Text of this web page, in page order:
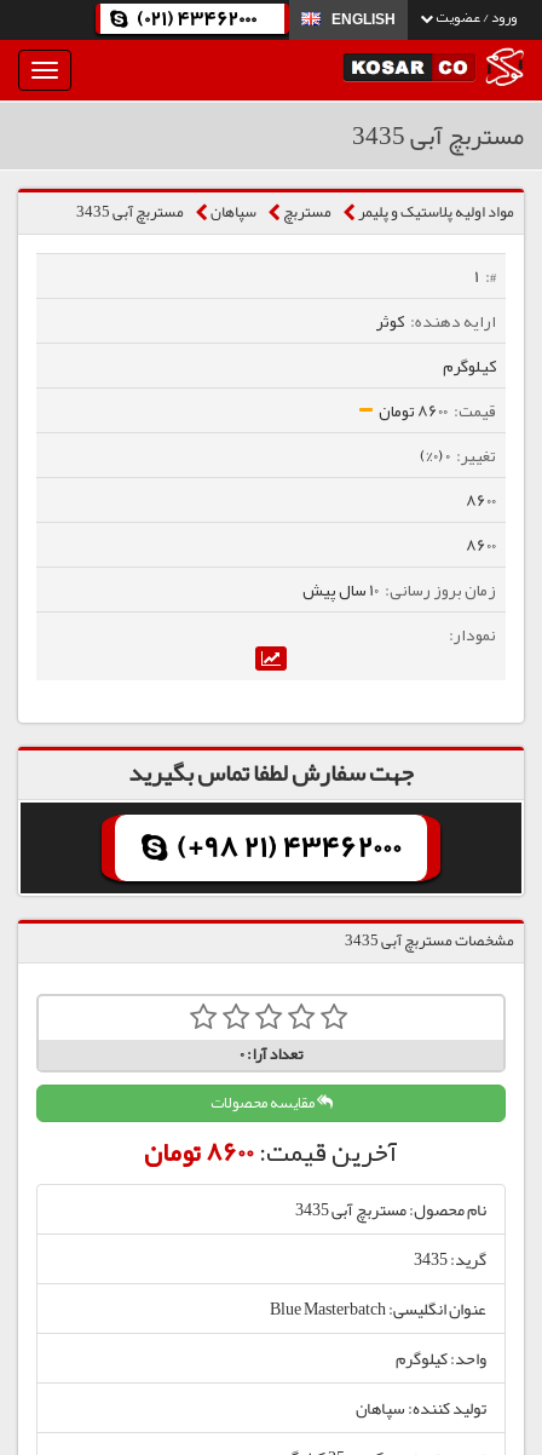
ورود / عضویت ENGLISH
(021) 43462000
بار
و
مستربچ آبی 3435
مواد اولیه پلاستیک و پلیمر مستربچ سپاهان مستربچ آبی 3435
1
کوثر
کیلوگرم
8600 تومان
0 (0%)
8600
8600
10 سال پیش
جهت سفارش لطفا تماس بگیرید
(+98 21) 43462000
مشخصات مستربچ آبی 3435
تعداد آرا:0
مقایسه محصولات
آخرین قیمت:8600 تومان
نام محصول: مستربچ آبی 3435
گرید: 3435
عنوان انگلیسی: Blue Masterbatch
واحد: کیلوگرم
تولید کننده: سپاهان